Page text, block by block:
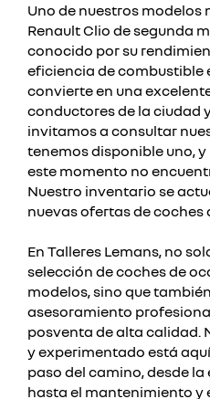
Uno de nuestros modelos
Renault Clio de segunda
conocido por su
eficiencia de combustible
convierte en una
conductores de la ciudad
invitamos a consultar
tenemos disponible uno, y
este momento no
Nuestro inventario se
nuevas ofertas de coches
En Talleres Lemans, no
selección de coches de
modelos, sino que
asesoramiento
posventa de alta calidad.
y experimentado está
paso del camino, desde
hasta el mantenimiento y